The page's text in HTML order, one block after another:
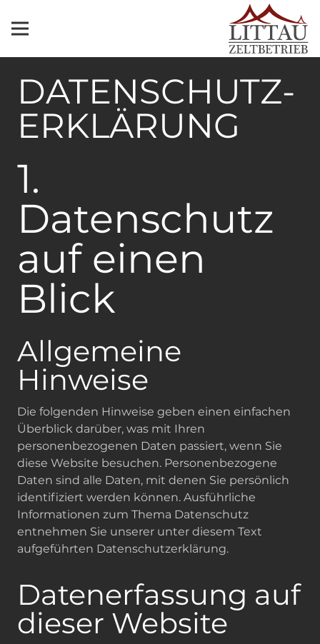
DATENSCHUTZ­
ERKLÄRUNG
1.
Datenschutz
auf einen
Blick
Allgemeine
Hinweise
Die folgenden Hinweise geben einen einfachen
Überblick darüber, was mit Ihren
personenbezogenen Daten passiert, wenn Sie
diese Website besuchen. Personenbezogene
Daten sind alle Daten, mit denen Sie persönlich
identifiziert werden können. Ausführliche
Informationen zum Thema Datenschutz
entnehmen Sie unserer unter diesem Text
aufgeführten Datenschutzerklärung.
Datenerfassung auf
dieser Website